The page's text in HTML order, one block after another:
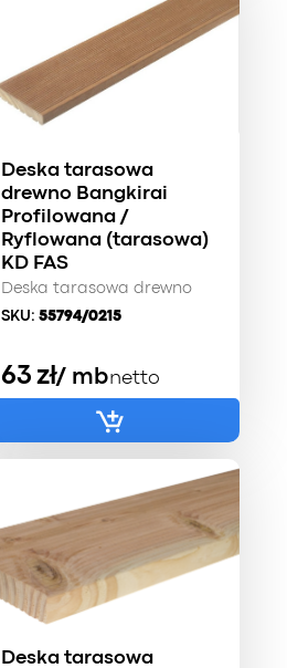
Deska tarasowa
drewno Bangkirai
Profilowana /
Ryflowana (tarasowa)
KD FAS
Deska tarasowa drewno
SKU:55794/0215
63zł/ mbnetto
Deska tarasowa